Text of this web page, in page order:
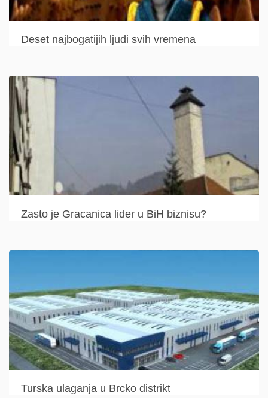
Deset najbogatijih ljudi svih vremena
Zasto je Gracanica lider u BiH biznisu?
Turska ulaganja u Brcko distrikt